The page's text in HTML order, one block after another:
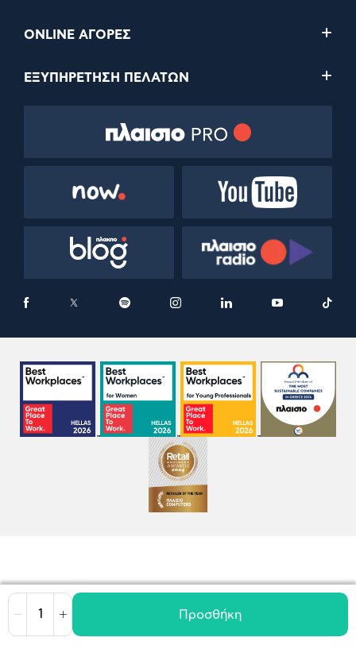
Μείωση Αύξηση Προσθήκη
ONLINE ΑΓΟΡΕΣ
ΕΞΥΠΗΡΕΤΗΣΗ ΠΕΛΑΤΩΝ